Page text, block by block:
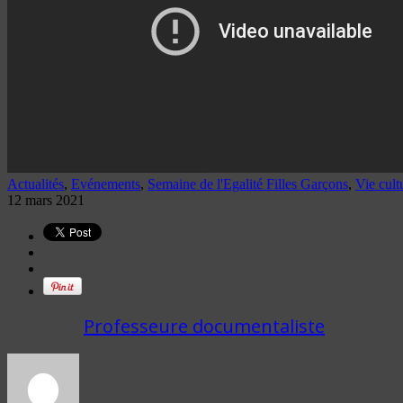
Actualités, Evénements, Semaine de l'Egalité Filles Garçons, Vie
12 mars 2021
Professeure documentaliste